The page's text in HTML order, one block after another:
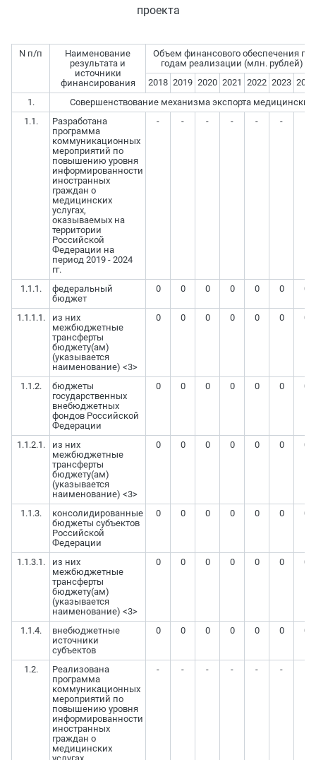
проекта
N п/п
Наименование
результата и
источники
финансирования
Объем финансового обеспечения по
годам реализации (млн. рублей)
2018 2019 2020 2021 2022 2023 2024
1.
Совершенствование механизма экспорта медицинских
1.1.
Разработана
программа
коммуникационных
мероприятий по
повышению уровня
информированности
иностранных
граждан о
медицинских
услугах,
оказываемых на
территории
Российской
Федерации на
период 2019 - 2024
гг.
- - - - - -
1.1.1.
федеральный
бюджет
0 0 0 0 0 0 0
1.1.1.1.
из них
межбюджетные
трансферты
бюджету(ам)
(указывается
наименование) <3>
0 0 0 0 0 0 0
1.1.2.
бюджеты
государственных
внебюджетных
фондов Российской
Федерации
0 0 0 0 0 0 0
1.1.2.1.
из них
межбюджетные
трансферты
бюджету(ам)
(указывается
наименование) <3>
0 0 0 0 0 0 0
1.1.3.
консолидированные
бюджеты субъектов
Российской
Федерации
0 0 0 0 0 0 0
1.1.3.1.
из них
межбюджетные
трансферты
бюджету(ам)
(указывается
наименование) <3>
0 0 0 0 0 0 0
1.1.4.
внебюджетные
источники
субъектов
0 0 0 0 0 0 0
1.2.
Реализована
программа
коммуникационных
мероприятий по
повышению уровня
информированности
иностранных
граждан о
медицинских
- - - - - -